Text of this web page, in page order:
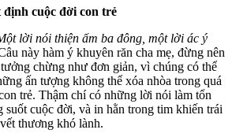
cuộc đời con trẻ
lời nói thiện ấm ba đông, một lời ác ý
này hàm ý khuyên răn cha mẹ, đừng nên
chừng như đơn giản, vì chúng có thể
ấn tượng không thể xóa nhòa trong quá
trẻ. Thậm chí có những lời nói làm tổn
suốt cuộc đời, và in hằn trong tim khiến trái
thương khó lành.